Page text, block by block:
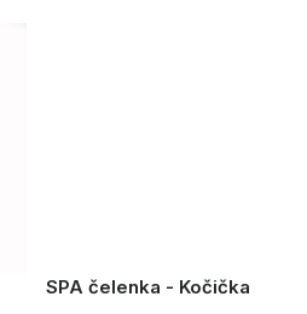
SPA čelenka - Kočička